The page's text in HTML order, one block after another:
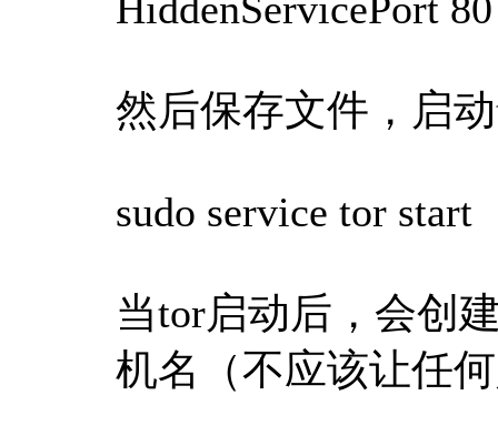
然后保存文件，启
sudo service tor start
当tor启动后，会创
机名（不应该让任